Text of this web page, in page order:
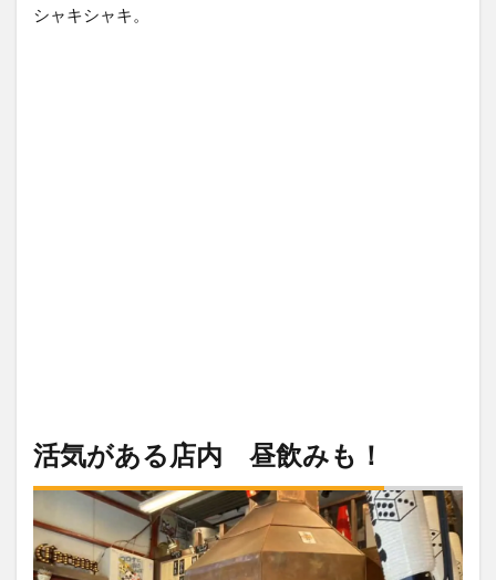
シャキシャキ。
活気がある店内 昼飲みも！